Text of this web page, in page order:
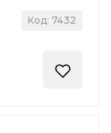
Код: 7432